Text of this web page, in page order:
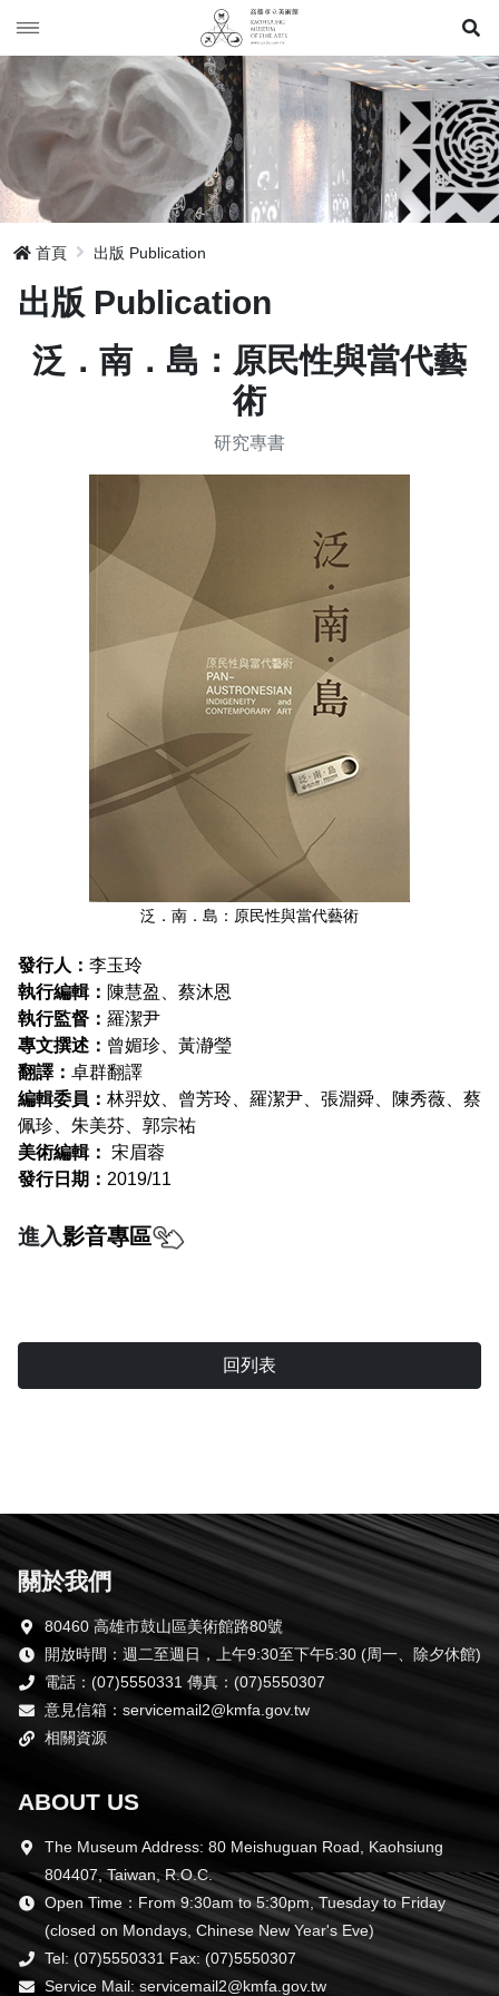
年表 Timeline
展覽 Exhibition
歷年展覽 Exhibition
典藏Collection
活動 Event
網站地圖
首頁 出版 Publication
出版 Publication
泛．南．島：原民性與當代藝
術
研究專書
泛．南．島：原民性與當代藝術
發行人： 李玉玲
執行編輯： 陳慧盈、蔡沐恩
執行監督： 羅潔尹
專文撰述： 曾媚珍、黃瀞瑩
翻譯： 卓群翻譯
編輯委員： 林羿妏、曾芳玲、羅潔尹、張淵舜、陳秀薇、蔡
佩珍、朱美芬、郭宗祐
美術編輯： 宋眉蓉
發行日期： 2019/11
進入影音專區
回列表
關於我們
80460 高雄市鼓山區美術館路80號
開放時間：週二至週日，上午9:30至下午5:30 (周一、除夕休館)
電話：(07)5550331 傳真：(07)5550307
意見信箱：servicemail2@kmfa.gov.tw
相關資源
ABOUT US
The Museum Address: 80 Meishuguan Road, Kaohsiung
804407, Taiwan, R.O.C.
Open Time：From 9:30am to 5:30pm, Tuesday to Friday
(closed on Mondays, Chinese New Year's Eve)
Tel: (07)5550331 Fax: (07)5550307
Service Mail: servicemail2@kmfa.gov.tw